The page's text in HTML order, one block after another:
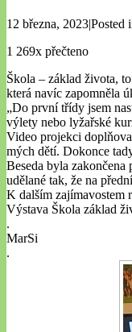
12 března, 2023|Posted
1 269x přečteno
Škola – základ života,
která navíc zapomněla
„Do první třídy jsem
výlety nebo lyžařské
Video projekci
mých dětí. Dokonce
Beseda byla
udělané tak, že na
K dalším zajímavostem
Výstava Škola základ
.
MarSi
.